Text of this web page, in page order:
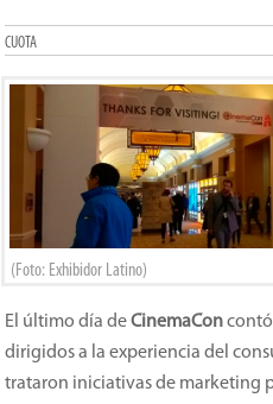
CUOTA
(Foto: Exhibidor Latino)
El último día deCinemaCon
dirigidos a la experiencia del
trataron iniciativas de marketing